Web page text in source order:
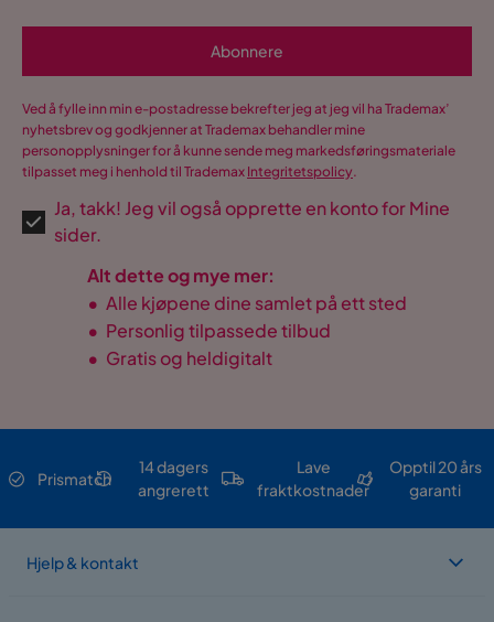
Abonnere
Ved å fylle inn min e-postadresse bekrefter jeg at jeg vil ha Trademax’
nyhetsbrev og godkjenner at Trademax behandler mine
personopplysninger for å kunne sende meg markedsføringsmateriale
tilpasset meg i henhold til Trademax Integritetspolicy.
Ja, takk! Jeg vil også opprette en konto for Mine
sider.
Alt dette og mye mer:
• Alle kjøpene dine samlet på ett sted
• Personlig tilpassede tilbud
• Gratis og heldigitalt
Prismatch
14 dagers
angrerett
Lave
fraktkostnader
Opptil 20 års
garanti
Hjelp & kontakt